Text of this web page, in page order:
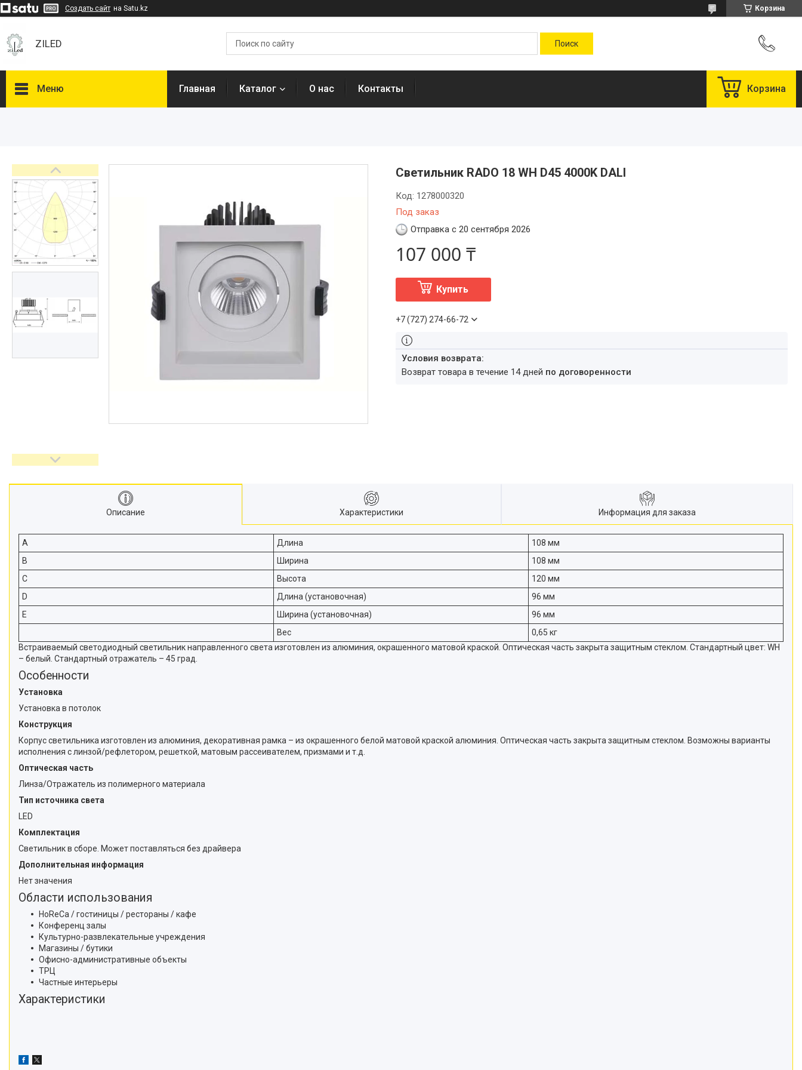
Создать сайт на Satu.kz Корзина
ZILED
Меню
ФАРЛАЙТ
NLCO
INNOLUX
Отзывы
Главная Каталог О нас Контакты Корзина
Светильник RADO 18 WH D45 4000K DALI
Под заказ
Код: 1278000320
Отправка с 20 сентября 2026
107 000 ₸
Купить
+7 (727) 274-66-72
возврат товара в течение 14 дней по договоренности
Описание Характеристики Информация для заказа
A Длина
108 мм
B
Ширина
108 мм
C
Высота
120 мм
D
Длина (установочная)
96 мм
E
Ширина (установочная)
96 мм
Вес
0,65 кг
Встраиваемый светодиодный светильник направленного света изготовлен из алюминия, окрашенного матовой краской. Оптическая часть закрыта защитным стеклом. Стандартный цвет: WH
– белый. Стандартный отражатель – 45 град.
Особенности
Установка
Установка в потолок
Конструкция
Корпус светильника изготовлен из алюминия, декоративная рамка – из окрашенного белой матовой краской алюминия. Оптическая часть закрыта защитным стеклом. Возможны варианты
исполнения с линзой/рефлетором, решеткой, матовым рассеивателем, призмами и т.д.
Оптическая часть
Линза/Отражатель из полимерного материала
Тип источника света
LED
Комплектация
Светильник в сборе. Может поставляться без драйвера
Дополнительная информация
Нет значения
Области использования
HoReCa / гостиницы / рестораны / кафе
Конференц залы
Культурно-развлекательные учреждения
Магазины / бутики
Офисно-административные объекты
ТРЦ
Частные интерьеры
Характеристики